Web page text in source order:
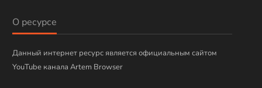
О ресурсе
Данный интернет ресурс является официальным сайтом
YouTube канала Artem Browser